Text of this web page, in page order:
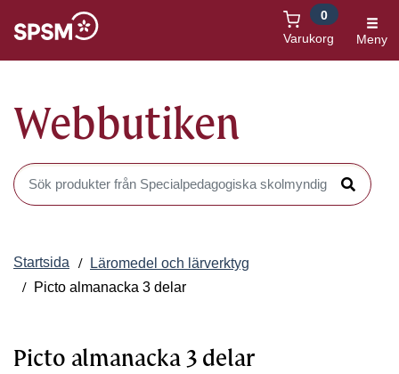
Varukorg
0
Meny
Webbutiken
Sök produkter i Webbutiken
Sök
Startsida
Läromedel och lärverktyg
Picto almanacka 3 delar
Picto almanacka 3 delar